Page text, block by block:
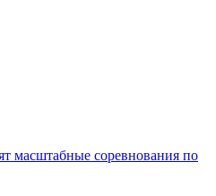
масштабные соревнования по